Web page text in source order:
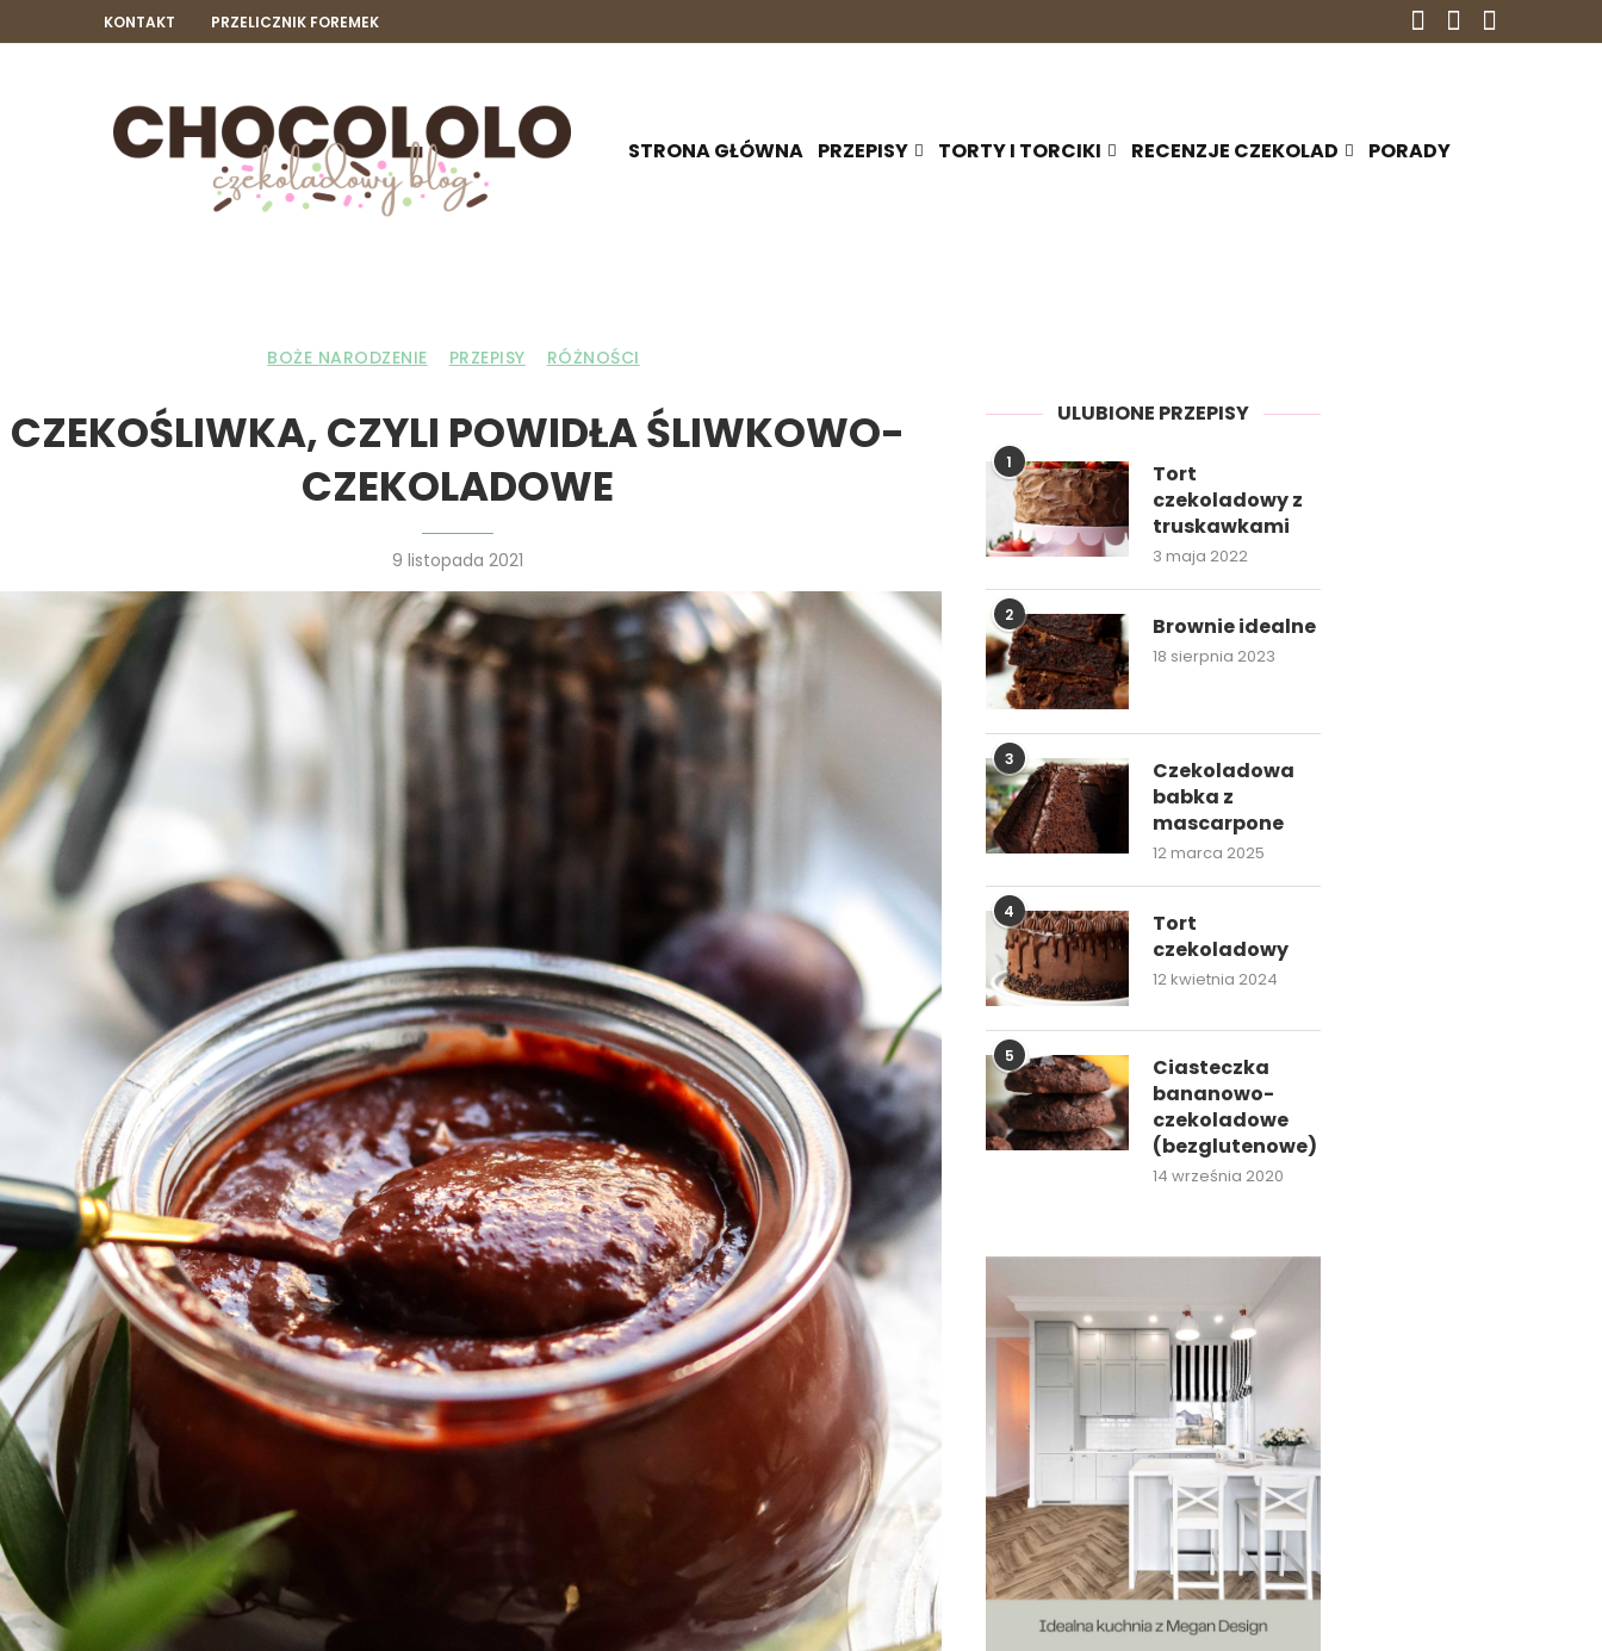
KONTAKT PRZELICZNIK FOREMEK
STRONA GŁÓWNA PRZEPISY TORTY I TORCIKI RECENZJE CZEKOLAD PORADY
BOŻE NARODZENIE PRZEPISY RÓŻNOŚCI
CZEKOŚLIWKA, CZYLI POWIDŁA ŚLIWKOWO-
CZEKOLADOWE
9 listopada 2021
ULUBIONE PRZEPISY
1
Tort
czekoladowy z
truskawkami
3 maja 2022
2 Brownie idealne
18 sierpnia 2023
3
Czekoladowa
babka z
mascarpone
12 marca 2025
4
Tort
czekoladowy
12 kwietnia 2024
5
Ciasteczka
bananowo-
czekoladowe
(bezglutenowe)
14 września 2020